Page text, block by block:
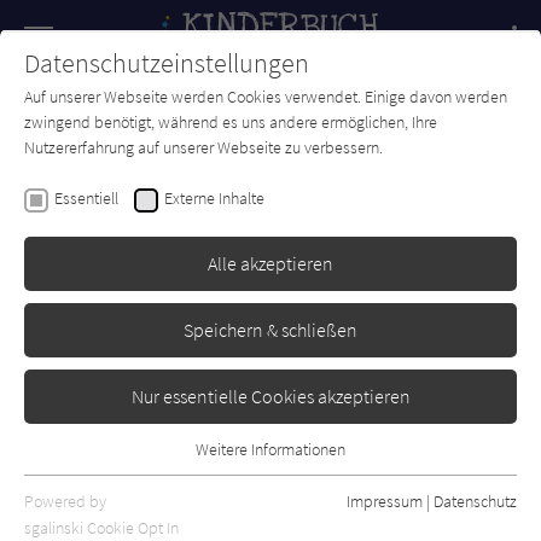
SUCHE Forum Charts Newsletter
Ulrich Dewald
Große Erfindungen
Erschienen: April 2006 0
Datenschutzeinstellungen
Auf unserer Webseite werden Cookies verwendet. Einige davon werden
zwingend benötigt, während es uns andere ermöglichen, Ihre
Nutzererfahrung auf unserer Webseite zu verbessern.
Essentiell Externe Inhalte
Alle akzeptieren
Speichern & schließen
Nur essentielle Cookies akzeptieren
Essentielle Cookies werden für grundlegende Funktionen der
Webseite benötigt. Dadurch ist gewährleistet, dass die Webseite
Weitere Informationen
Powered by
sgalinski Cookie Opt In
Impressum | Datenschutz